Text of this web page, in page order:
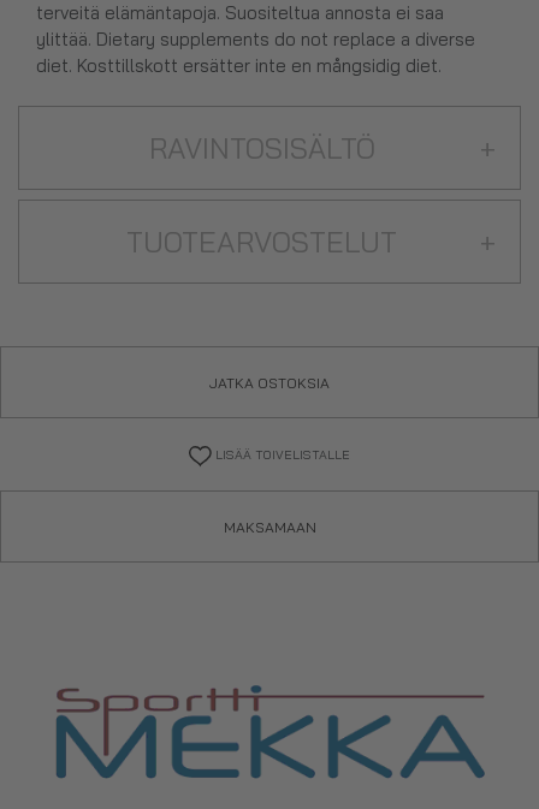
terveitä elämäntapoja. Suositeltua annosta ei saa
ylittää. Dietary supplements do not replace a diverse
diet. Kosttillskott ersätter inte en mångsidig diet.
RAVINTOSISÄLTÖ +
TUOTEARVOSTELUT +
JATKA OSTOKSIA
LISÄÄ TOIVELISTALLE
MAKSAMAAN